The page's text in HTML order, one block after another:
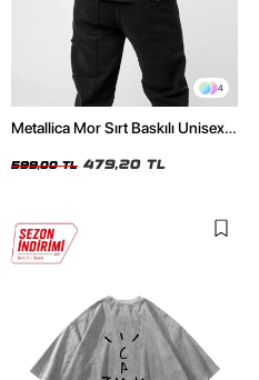
4
Metallica Mor Sırt Baskılı Unisex
599,00 TL 479,20 TL